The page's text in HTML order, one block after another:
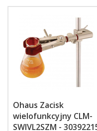
Ohaus Zacisk
wielofunkcyjny CLM-
SWIVL2SZM -